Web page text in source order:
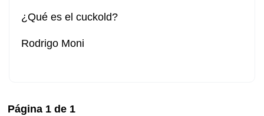
¿Qué es el cuckold?
Rodrigo Moni
Página 1 de 1